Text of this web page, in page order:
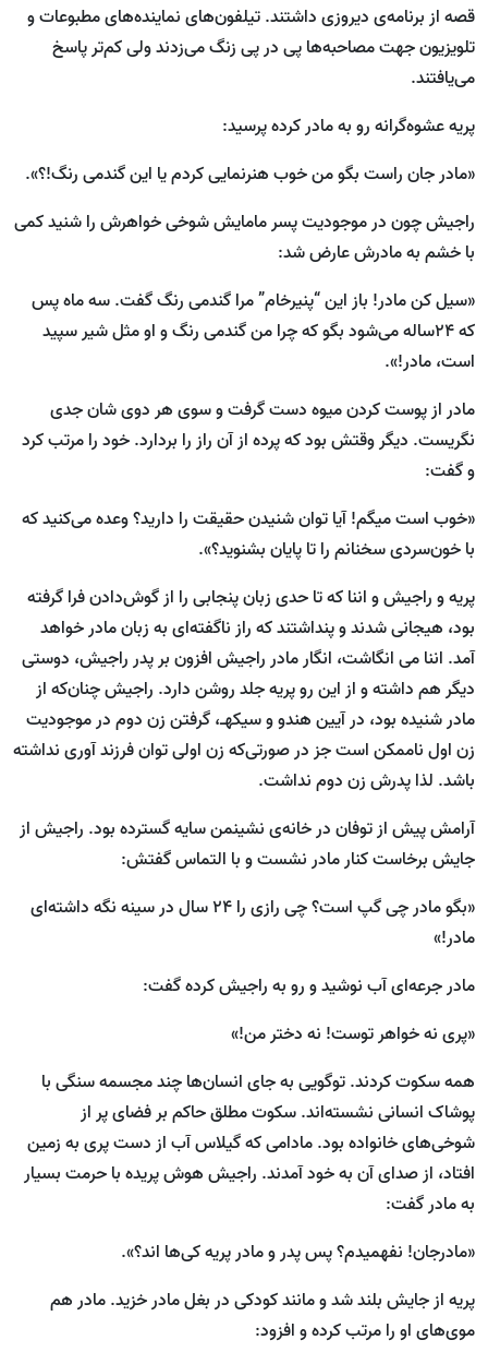
قصه از برنامه‌ی دیروزی داشتند. تیلفون‌های نماینده‌های مطبوعات و
تلویزیون جهت مصاحبه‌ها پی در پی زنگ می‌زدند ولی کم‌تر پاسخ
می‌یافتند.
پریه عشوه‌گرانه رو به مادر کرده پرسید:
«مادر جان راست بگو من خوب هنرنمایی کردم یا این گندمی رنگ!؟».
راجیش چون در موجودیت پسر مامایش شوخی خواهرش را شنید کمی
با خشم به مادرش عارض شد:
«سیل کن مادر! باز این “پنیرخام” مرا گندمی رنگ گفت. سه ماه پس
که ۲۴ساله می‌شود بگو که چرا من گندمی رنگ و او مثل شیر سپید
است، مادر!».
مادر از پوست کردن میوه دست گرفت و سوی هر دوی شان جدی
نگریست. دیگر وقتش بود که پرده از آن راز را بردارد. خود را مرتب کرد
و گفت:
«خوب است میگم! آیا توان شنیدن حقیقت را دارید؟ وعده می‌کنید که
با خون‌سردی سخنانم را تا پایان بشنوید؟».
پریه و راجیش و اننا که تا حدی زبان پنجابی را از گوش‌دادن فرا گرفته
بود، هیجانی شدند و پنداشتند که راز ناگفته‌ا‌‌ی به زبان مادر خواهد
آمد. اننا می انگاشت، انگار مادر راجیش افزون بر پدر راجیش، دوستی
دیگر هم داشته و از این رو پریه جلد روشن دارد. راجیش چنان‌که از
مادر شنیده بود، در آیین هندو و سیکهـ، گرفتن زن دوم در موجودیت
زن اول ناممکن است جز در صورتی‌که زن اولی توان فرزند آوری نداشته
باشد. لذا پدرش زن دوم نداشت.
آرامش پیش از توفان در خانه‌ی نشینمن سایه گسترده بود. راجیش از
جایش برخاست کنار مادر نشست و با التماس گفتش:
«بگو مادر چی گپ است؟ چی رازی را ۲۴ سال در سینه نگه داشته‌ای
مادر!»
مادر جرعه‌ای آب نوشید و رو به راجیش کرده گفت:
«پری نه خواهر توست! نه دختر من!»
همه سکوت کردند. توگویی به جای انسان‌ها چند مجسمه سنگی با
پوشاک انسانی نشسته‌اند. سکوت مطلق حاکم بر فضای پر از
شوخی‌های خانواده بود. مادامی که گیلاس آب از دست پری به زمین
افتاد، از صدای آن به خود آمدند. راجیش هوش پریده با حرمت بسیار
به مادر گفت:
«مادرجان! نفهمیدم؟ پس پدر و مادر پریه کی‌ها اند؟».
پریه از جایش بلند شد و مانند کودکی در بغل مادر خزید. مادر هم
موی‌های او را مرتب کرده و افزود: